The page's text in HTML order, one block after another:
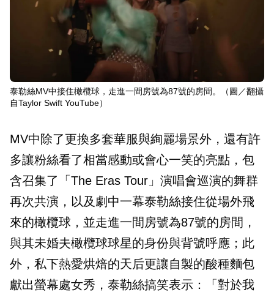
泰勒絲MV中接住橄欖球，走進一間房號為87號的房間。（圖／翻攝
自Taylor Swift YouTube）
MV中除了更換多套華服與絢麗場景外，還有許
多讓粉絲看了相當感動或會心一笑的亮點，包
含召集了「The Eras Tour」演唱會巡演的舞群
再次共演，以及劇中一幕泰勒絲接住從場外飛
來的橄欖球，並走進一間房號為87號的房間，
與其未婚夫橄欖球球星的身份與背號呼應；此
外，私下熱愛烘焙的天后更讓自製的酸種麵包
獻出螢幕處女秀，泰勒絲搞笑表示：「對於我